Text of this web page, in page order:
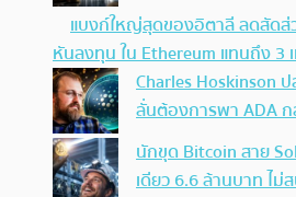
แบงก์ใหญ่สุดของอิตาลี ลดสัดส่
หันลงทุน ใน Ethereum แทนถึง 3
Charles Hoskinson
ลั่นต้องการพา ADA
นักขุด Bitcoin สาย
เดียว 6.6 ล้านบาท ไ